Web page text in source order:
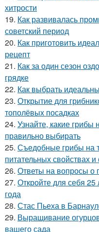
хитрости
19. Как развивалась
советский период
20. Как приготовить
рецепт
21. Как за один сезон
грядке
22. Как выбрать
23. Открытие для
тополёвых посадках
24. Узнайте, какие грибы
правильно выбирать
25. Съедобные грибы на
питательных свойствах
26. Ответы на вопросы о
27. Откройте для себя
года
28. Стас Пьеха в
29. Выращивание
вашего сада